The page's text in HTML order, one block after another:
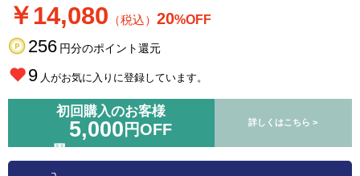
￥14,080 （税込） 20%OFF
256 円分のポイント還元
9 人がお気に入りに登録しています。
初回購入のお客様
5,000 円OFF 詳しくはこちら >